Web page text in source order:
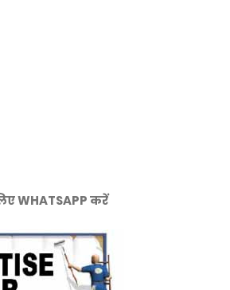
WHATSAPP करें